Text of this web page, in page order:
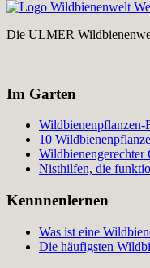
Die ULMER
Im Garten
Wildbienenpflanzen-
10
Wildbienengerechter
Nisthilfen, die
Kennnenlernen
Was ist eine
Die häufigsten